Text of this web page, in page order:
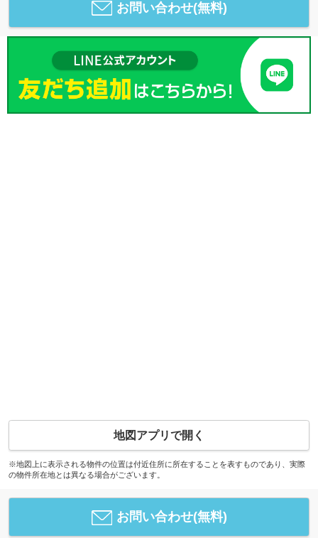
お問い合わせ(無料)
地図アプリで開く
※地図上に表示される物件の位置は付近住所に所在することを表すものであり、実際
の物件所在地とは異なる場合がございます。
お問い合わせ(無料)